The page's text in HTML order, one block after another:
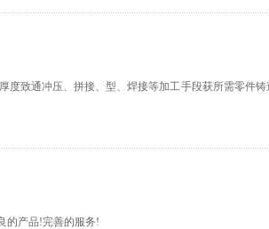
度致通冲压、拼接、型、焊接等加工手段获所需零件
的产品!完善的服务!